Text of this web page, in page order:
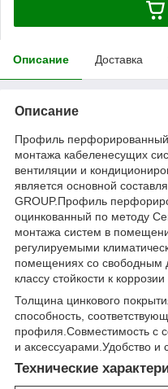
Описание Доставка
Описание
Профиль
монтажа кабеленесущих
вентиляции и
является основной
GROUP.Профиль
оцинкованный по методу
монтажа систем в
регулируемыми
помещениях со свободным
классу стойкости к
Толщина цинкового
способность,
профиля.Совместимость с
и аксессуарами.Удобство и
Технические